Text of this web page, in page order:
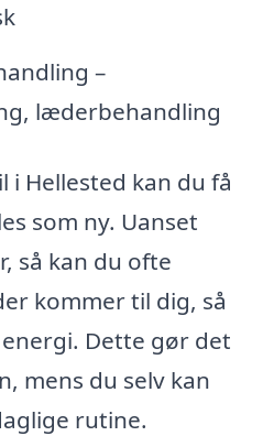
–
læderbehandling
i Hellested kan du få
som ny. Uanset
så kan du ofte
kommer til dig, så
Dette gør det
mens du selv kan
rutine.